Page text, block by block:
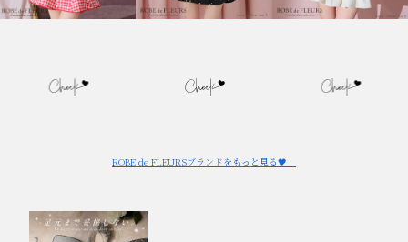
ROBE de FLEURSブランドをもっと見る🖤